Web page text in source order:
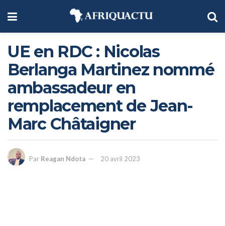
UE en RDC : Nicolas
Berlanga Martinez nommé
ambassadeur en
remplacement de Jean-
Marc Châtaigner
Par Reagan Ndota 20 avril 2023